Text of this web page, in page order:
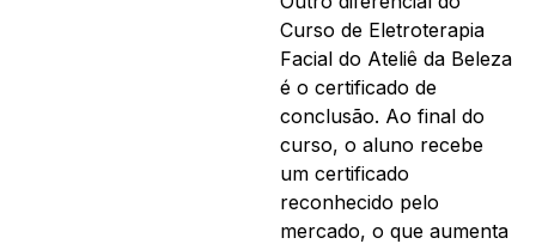
Curso de Eletroterapia
Facial do Ateliê da Beleza
é o certificado de
conclusão. Ao final do
curso, o aluno recebe
um certificado
reconhecido pelo
mercado, o que aumenta